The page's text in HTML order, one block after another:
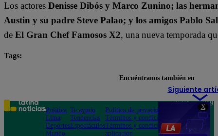
X
Los actores Denisse Dibós y Marco Zunino; las
Austin y su padre Steve Palao; y los amigos Pablo
de El Gran Chef Famosos X2, una nueva temporada
Tags:
Siguiente
Encuéntranos también en
Política
Lima
Deportes
Mundo
Te ayudo
Tendencias
Espectáculos
Política de privacidad
Términos y condiciones
Términos y condiciones
aplicación
Teléfono: 219
Av. San
Felipe 968
Jesús María